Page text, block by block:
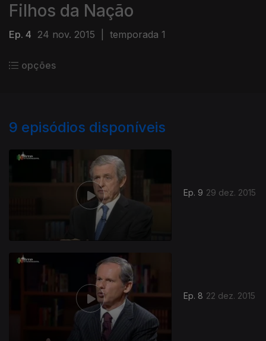
Filhos da Nação
Ep. 4 24 nov. 2015 temporada 1
opções
9 episódios disponíveis
Ep. 9 29 dez. 2015
Ep. 8 22 dez. 2015